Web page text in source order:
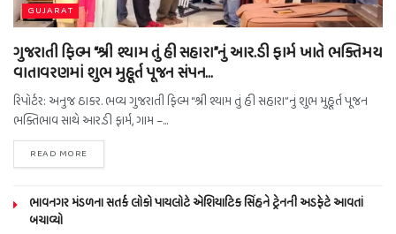
GUJARAT
ગુજરાતી ફિલ્મ “શ્રી શ્યામ તું હી સહારા”નું આર.ડી ફાર્મ ખાતે ભક્તિમય
વાતાવરણમાં શુભ મુહૂર્ત પૂજન સંપન…
રિપોર્ટર: અનુજ ઠાકર. ભવ્ય ગુજરાતી ફિલ્મ “શ્રી શ્યામ તું હી સહારા”નું શુભ મુહૂર્ત પૂજન
ભક્તિભાવ સાથે આર.ડી ફાર્મ, ગામ –...
READ MORE
ભાવનગર મંડળના સતર્ક લોકો પાયલોટે એશિયાટિક સિંહને ટ્રેનની અડફેટે આવતાં
બચાવ્યો